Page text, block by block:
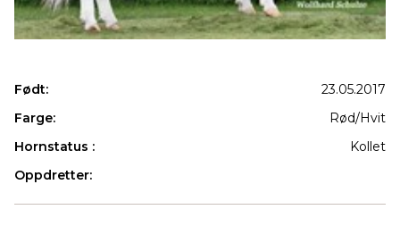
Født:
23.05.2017
Farge:
Rød/Hvit
Hornstatus :
Kollet
Oppdretter: